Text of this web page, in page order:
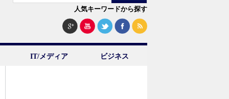
人気キーワードから探す
IT/メディア ビジネス